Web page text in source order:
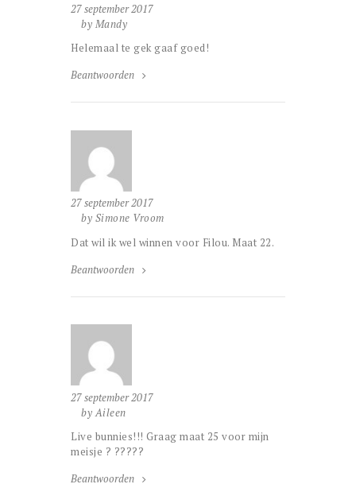
27 september 2017
by Mandy
Helemaal te gek gaaf goed!
Beantwoorden
27 september 2017
by Simone Vroom
Dat wil ik wel winnen voor Filou. Maat 22.
Beantwoorden
27 september 2017
by Aileen
Live bunnies!!! Graag maat 25 voor mijn
meisje ? ?????
Beantwoorden